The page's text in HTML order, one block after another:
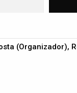
(Organizador),